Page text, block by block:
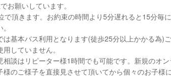
お願いしています。
頂きます。お約束の時間より5分遅れると15分毎
基本バス利用となります(徒歩25分以上かかる為)ご
していません。
談はリピーター様1時間でも可能です。新規のオ
様のご様子を直接見させて頂いてから個々のお子様